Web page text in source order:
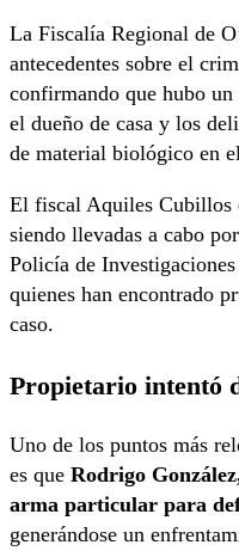
La Fiscalía Regional de
antecedentes sobre el
confirmando que hubo un
el dueño de casa y los
de material biológico en
El fiscal Aquiles Cubillos
siendo llevadas a cabo
Policía de
quienes han encontrado
caso.
Propietario intentó
Uno de los puntos más
es que Rodrigo
arma particular para
generándose un